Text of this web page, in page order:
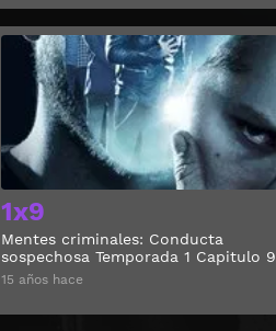
1x9
Mentes criminales: Conducta
sospechosa Temporada 1 Capitulo 9
15 años hace